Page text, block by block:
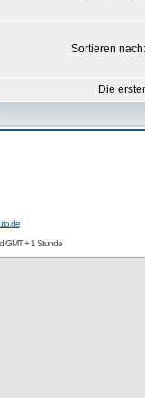
Sortieren nach:
Die
GMT + 1 Stunde